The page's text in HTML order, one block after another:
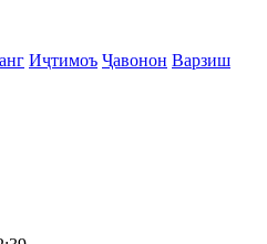
Иҷтимоъ Ҷавонон Варзиш